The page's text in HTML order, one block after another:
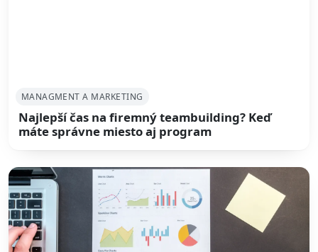
MANAGMENT A MARKETING
Najlepší čas na firemný teambuilding? Keď
máte správne miesto aj program